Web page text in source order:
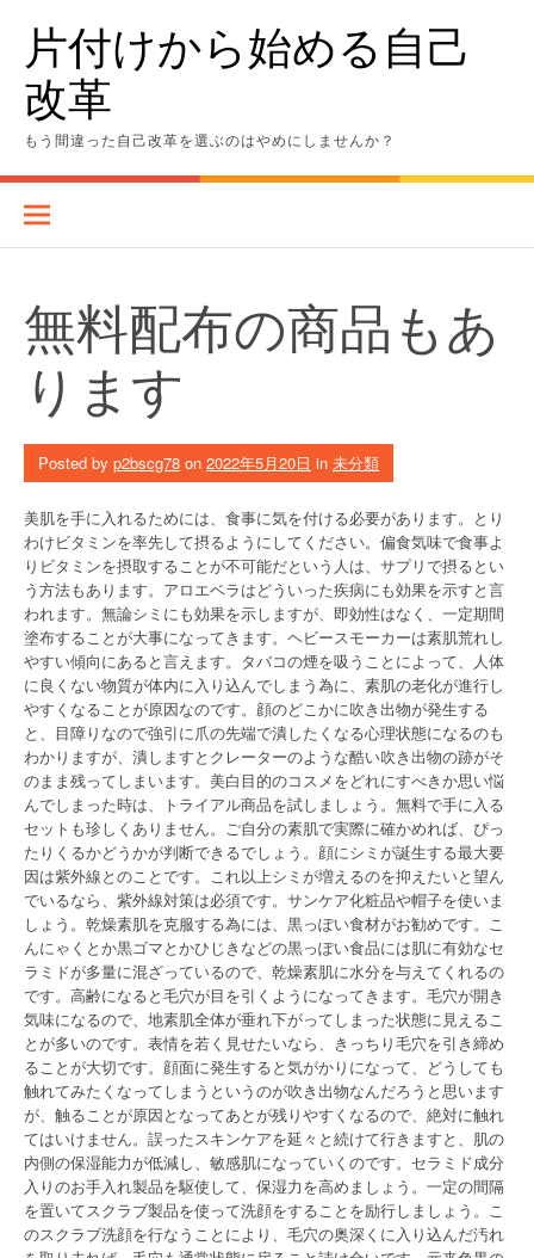
content片付けから始める自己
改革
もう間違った自己改革を選ぶのはやめにしませんか？
無料配布の商品もあ
ります
Posted by p2bscg78 on 2022年5月20日 in 未分類
美肌を手に入れるためには、食事に気を付ける必要があります。とり
わけビタミンを率先して摂るようにしてください。偏食気味で食事よ
りビタミンを摂取することが不可能だという人は、サプリで摂るとい
う方法もあります。アロエベラはどういった疾病にも効果を示すと言
われます。無論シミにも効果を示しますが、即効性はなく、一定期間
塗布することが大事になってきます。ヘビースモーカーは素肌荒れし
やすい傾向にあると言えます。タバコの煙を吸うことによって、人体
に良くない物質が体内に入り込んでしまう為に、素肌の老化が進行し
やすくなることが原因なのです。顔のどこかに吹き出物が発生する
と、目障りなので強引に爪の先端で潰したくなる心理状態になるのも
わかりますが、潰しますとクレーターのような酷い吹き出物の跡がそ
のまま残ってしまいます。美白目的のコスメをどれにすべきか思い悩
んでしまった時は、トライアル商品を試しましょう。無料で手に入る
セットも珍しくありません。ご自分の素肌で実際に確かめれば、ぴっ
たりくるかどうかが判断できるでしょう。顔にシミが誕生する最大要
因は紫外線とのことです。これ以上シミが増えるのを抑えたいと望ん
でいるなら、紫外線対策は必須です。サンケア化粧品や帽子を使いま
しょう。乾燥素肌を克服する為には、黒っぽい食材がお勧めです。こ
んにゃくとか黒ゴマとかひじきなどの黒っぽい食品には肌に有効なセ
ラミドが多量に混ざっているので、乾燥素肌に水分を与えてくれるの
です。高齢になると毛穴が目を引くようになってきます。毛穴が開き
気味になるので、地素肌全体が垂れ下がってしまった状態に見えるこ
とが多いのです。表情を若く見せたいなら、きっちり毛穴を引き締め
ることが大切です。顔面に発生すると気がかりになって、どうしても
触れてみたくなってしまうというのが吹き出物なんだろうと思います
が、触ることが原因となってあとが残りやすくなるので、絶対に触れ
てはいけません。誤ったスキンケアを延々と続けて行きますと、肌の
内側の保湿能力が低減し、敏感肌になっていくのです。セラミド成分
入りのお手入れ製品を駆使して、保湿力を高めましょう。一定の間隔
を置いてスクラブ製品を使って洗顔をすることを励行しましょう。こ
のスクラブ洗顔を行なうことにより、毛穴の奥深くに入り込んだ汚れ